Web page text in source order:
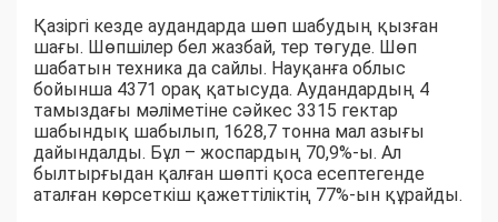
Қазіргі кезде аудандарда шөп шабудың қызған
шағы. Шөпшілер бел жазбай, тер төгуде. Шөп
шабатын техника да сайлы. Науқанға облыс
бойынша 4371 орақ қатысуда. Аудандардың 4
тамыздағы мәліметіне сәйкес 3315 гектар
шабындық шабылып, 1628,7 тонна мал азығы
дайындалды. Бұл – жоспардың 70,9%-ы. Ал
былтырғыдан қалған шөпті қоса есептегенде
аталған көрсеткіш қажеттіліктің 77%-ын құрайды.